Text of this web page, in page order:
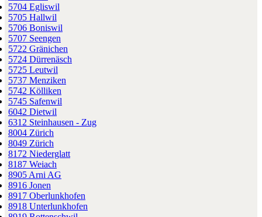
5704 Egliswil
5705 Hallwil
5706 Boniswil
5707 Seengen
5722 Gränichen
5724 Dürrenäsch
5725 Leutwil
5737 Menziken
5742 Kölliken
5745 Safenwil
6042 Dietwil
6312 Steinhausen - Zug
8004 Zürich
8049 Zürich
8172 Niederglatt
8187 Weiach
8905 Arni AG
8916 Jonen
8917 Oberlunkhofen
8918 Unterlunkhofen